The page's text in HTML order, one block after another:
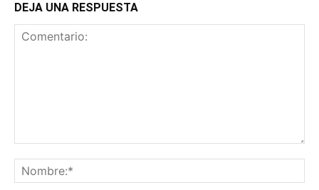
DEJA UNA RESPUESTA